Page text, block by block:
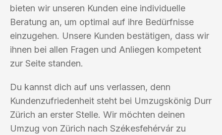
bieten wir unseren Kunden eine individuelle
Beratung an, um optimal auf ihre Bedürfnisse
einzugehen. Unsere Kunden bestätigen, dass wir
ihnen bei allen Fragen und Anliegen kompetent
zur Seite standen.
Du kannst dich auf uns verlassen, denn
Kundenzufriedenheit steht bei Umzugskönig Durr
Zürich an erster Stelle. Wir möchten deinen
Umzug von Zürich nach Székesfehérvár zu